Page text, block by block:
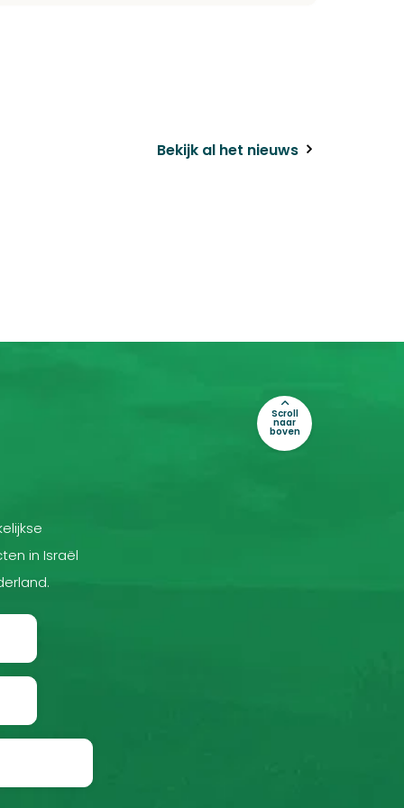
Bekijk al het nieuws
Scroll
naar
boven
in Israël